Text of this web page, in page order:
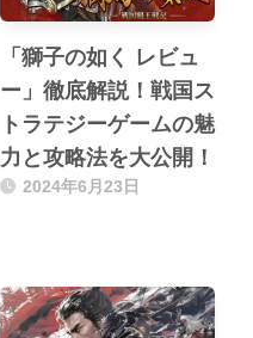
「獅子の如く レビュ
ー」徹底解説！戦国ス
トラテジーゲームの魅
力と攻略法を大公開！
2024年6月23日